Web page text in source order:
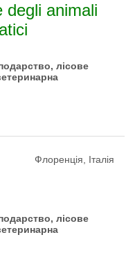
degli animali
лісове
Флоренція, Італія
лісове